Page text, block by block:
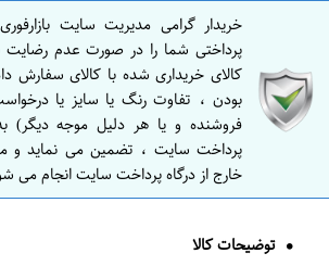
خریدار گرامی مدیریت سایت
پرداختی شما را در صورت عدم
کالای خریداری شده با کالای سفارش
بودن ، تفاوت رنگ یا سایز یا
فروشنده و یا هر دلیل موجه دیگر)
پرداخت سایت ، تضمین می نماید و
خارج از درگاه پرداخت سایت انجام می
توضیحات کالا